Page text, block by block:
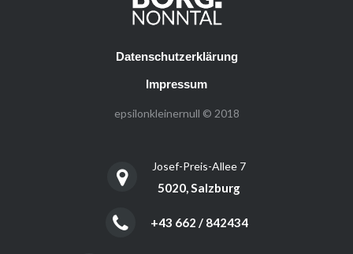
Datenschutzerklärung
Impressum
epsilonkleinernull © 2018
Josef-Preis-Allee 7
5020, Salzburg
+43 662 / 842434